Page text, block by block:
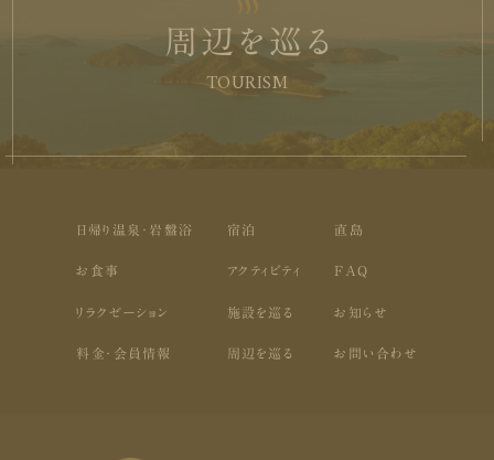
周辺を巡る
TOURISM
日帰り温泉・岩盤浴
お食事
リラクゼーション
料金・会員情報
宿泊
アクティビティ
施設を巡る
周辺を巡る
直島
FAQ
お知らせ
お問い合わせ